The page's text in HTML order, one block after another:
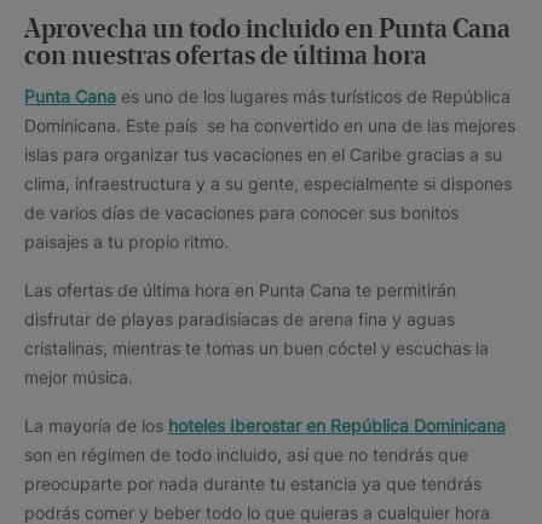
Aprovecha un todo incluido en Punta Cana
con nuestras ofertas de última hora
Punta Cana es uno de los lugares más turísticos de República
Dominicana. Este país se ha convertido en una de las mejores
islas para organizar tus vacaciones en el Caribe gracias a su
clima, infraestructura y a su gente, especialmente si dispones
de varios días de vacaciones para conocer sus bonitos
paisajes a tu propio ritmo.
Las ofertas de última hora en Punta Cana te permitirán
disfrutar de playas paradisíacas de arena fina y aguas
cristalinas, mientras te tomas un buen cóctel y escuchas la
mejor música.
La mayoría de los hoteles Iberostar en República Dominicana
son en régimen de todo incluido, así que no tendrás que
preocuparte por nada durante tu estancia ya que tendrás
podrás comer y beber todo lo que quieras a cualquier hora